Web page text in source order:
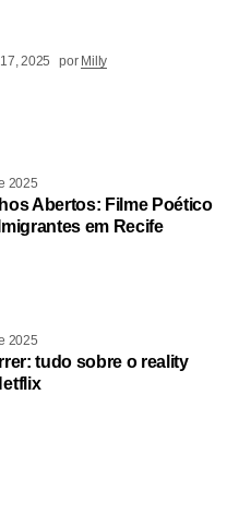
2025 por Milly
2025
Abertos: Filme Poético
em Recife
2025
tudo sobre o reality